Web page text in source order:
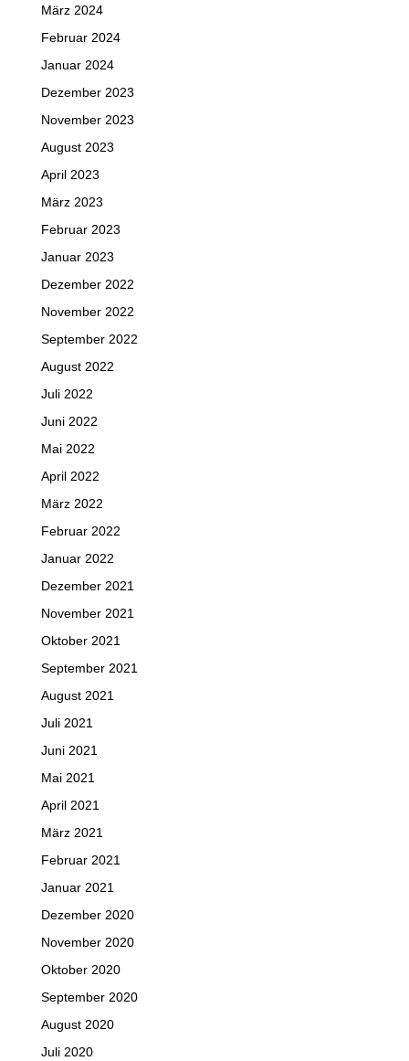
März 2024
Februar 2024
Januar 2024
Dezember 2023
November 2023
August 2023
April 2023
März 2023
Februar 2023
Januar 2023
Dezember 2022
November 2022
September 2022
August 2022
Juli 2022
Juni 2022
Mai 2022
April 2022
März 2022
Februar 2022
Januar 2022
Dezember 2021
November 2021
Oktober 2021
September 2021
August 2021
Juli 2021
Juni 2021
Mai 2021
April 2021
März 2021
Februar 2021
Januar 2021
Dezember 2020
November 2020
Oktober 2020
September 2020
August 2020
Juli 2020